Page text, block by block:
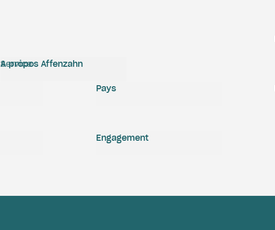
Service
A propos Affenzahn
Engagement
Pays